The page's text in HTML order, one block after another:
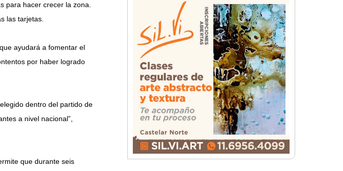
para hacer crecer la zona.
las tarjetas.
ayudará a fomentar el
por haber logrado
dentro del partido de
a nivel nacional”,
que durante seis